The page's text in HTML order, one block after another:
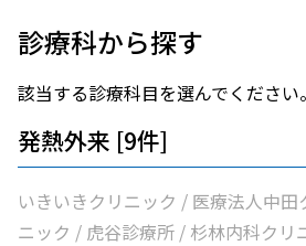
診療科から探す
該当する診療科目を選んでください。
発熱外来 [9件]
いきいきクリニック / 医療法人中田
ニック / 虎谷診療所 / 杉林内科クリ